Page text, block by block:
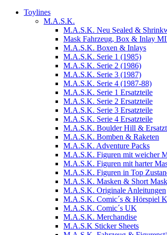
Toylines
M.A.S.K.
M.A.S.K. Neu Sealed &
Mask Fahrzeug, Box & Inlay
M.A.S.K. Boxen & Inlays
M.A.S.K. Serie 1 (1985)
M.A.S.K. Serie 2 (1986)
M.A.S.K. Serie 3 (1987)
M.A.S.K. Serie 4 (1987-88)
M.A.S.K. Serie 1 Ersatzteile
M.A.S.K. Serie 2 Ersatzteile
M.A.S.K. Serie 3 Ersatzteile
M.A.S.K. Serie 4 Ersatzteile
M.A.S.K. Boulder Hill &
M.A.S.K. Bomben & Raketen
M.A.S.K. Adventure Packs
M.A.S.K. Figuren mit weicher
M.A.S.K. Figuren mit harter
M.A.S.K. Figuren in Top
M.A.S.K. Masken & Short
M.A.S.K. Originale Anleitungen
M.A.S.K. Comic´s & Hörspiel
M.A.S.K. Comic´s UK
M.A.S.K. Merchandise
M.A.S.K Sticker Sheets